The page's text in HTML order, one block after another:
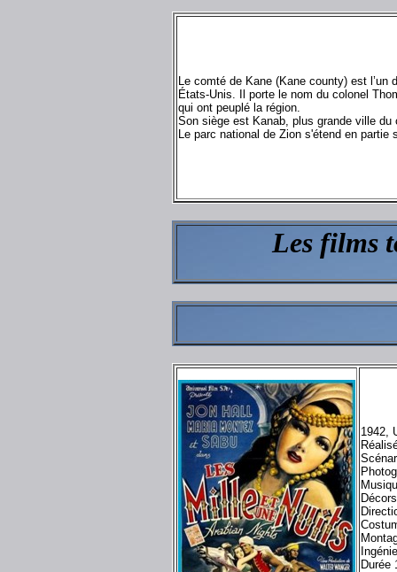
Le comté de Kane (Kane county) est l’un
États-Unis. Il porte le nom du colonel
qui ont peuplé la région.
Son siège est Kanab, plus grande ville du
Le parc national de Zion s'étend en partie
Les films
1942,
Durée